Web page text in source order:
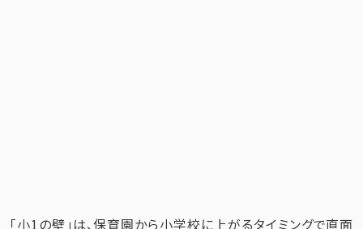
「小1の壁」は、保育園から小学校に上がるタイミングで直面